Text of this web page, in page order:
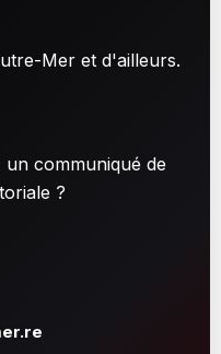
Mer et d'ailleurs.
communiqué de
?